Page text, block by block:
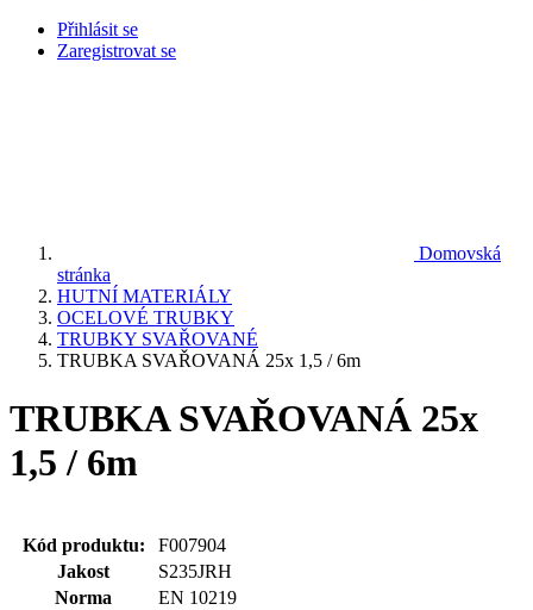
Přihlásit se
Zaregistrovat se
Domovská
stránka
HUTNÍ MATERIÁLY
OCELOVÉ TRUBKY
TRUBKY SVAŘOVANÉ
TRUBKA SVAŘOVANÁ 25x 1,5 / 6m
TRUBKA SVAŘOVANÁ 25x
1,5 / 6m
Kód produktu:
F007904
Jakost
S235JRH
Norma
EN 10219